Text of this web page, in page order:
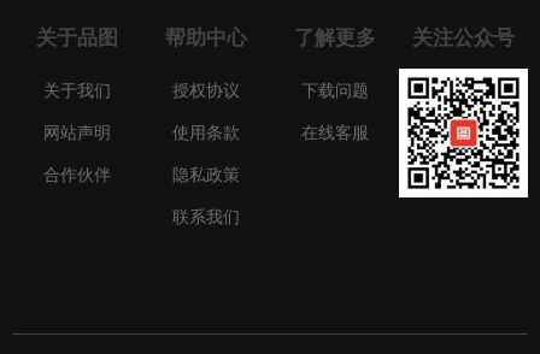
关于品图
关于我们
网站声明
合作伙伴
帮助中心
授权协议
使用条款
隐私政策
联系我们
了解更多
下载问题
在线客服
关注公众号